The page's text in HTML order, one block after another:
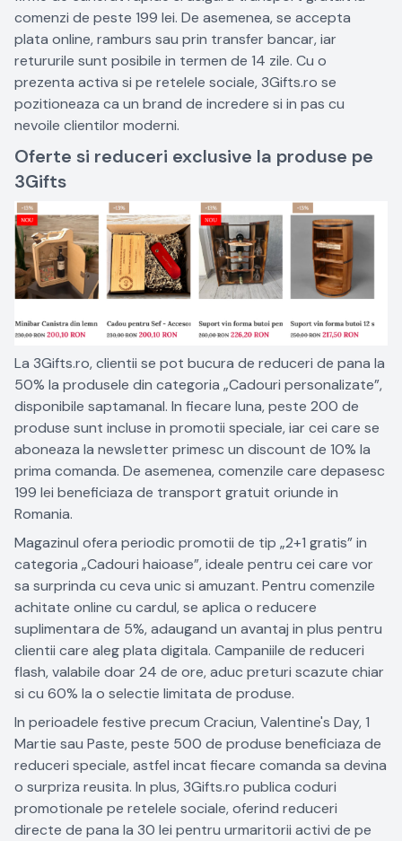
comenzi de peste 199 lei. De asemenea, se accepta
plata online, ramburs sau prin transfer bancar, iar
retururile sunt posibile in termen de 14 zile. Cu o
prezenta activa si pe retelele sociale, 3Gifts.ro se
pozitioneaza ca un brand de incredere si in pas cu
nevoile clientilor moderni.
Oferte si reduceri exclusive la produse pe
3Gifts
La 3Gifts.ro, clientii se pot bucura de reduceri de pana la
50% la produsele din categoria „Cadouri personalizate”,
disponibile saptamanal. In fiecare luna, peste 200 de
produse sunt incluse in promotii speciale, iar cei care se
aboneaza la newsletter primesc un discount de 10% la
prima comanda. De asemenea, comenzile care depasesc
199 lei beneficiaza de transport gratuit oriunde in
Romania.
Magazinul ofera periodic promotii de tip „2+1 gratis” in
categoria „Cadouri haioase”, ideale pentru cei care vor
sa surprinda cu ceva unic si amuzant. Pentru comenzile
achitate online cu cardul, se aplica o reducere
suplimentara de 5%, adaugand un avantaj in plus pentru
clientii care aleg plata digitala. Campaniile de reduceri
flash, valabile doar 24 de ore, aduc preturi scazute chiar
si cu 60% la o selectie limitata de produse.
In perioadele festive precum Craciun, Valentine's Day, 1
Martie sau Paste, peste 500 de produse beneficiaza de
reduceri speciale, astfel incat fiecare comanda sa devina
o surpriza reusita. In plus, 3Gifts.ro publica coduri
promotionale pe retelele sociale, oferind reduceri
directe de pana la 30 lei pentru urmaritorii activi de pe